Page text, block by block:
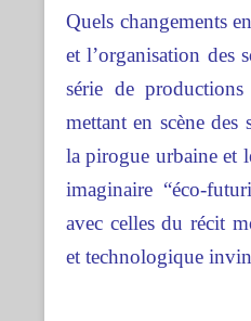
Quels changements
et l’organisation des
série de productions
mettant en scène
la pirogue urbaine et
imaginaire “éco-
avec celles du récit
et technologique